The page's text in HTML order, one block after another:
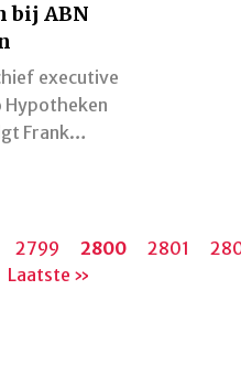
bij ABN
executive
Hypotheken
Frank…
Pagina
2799
Huidige
pagina
2800 Pagina
2801
Laatste
Laatste »